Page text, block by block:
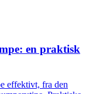
en praktisk
effektivt, fra den